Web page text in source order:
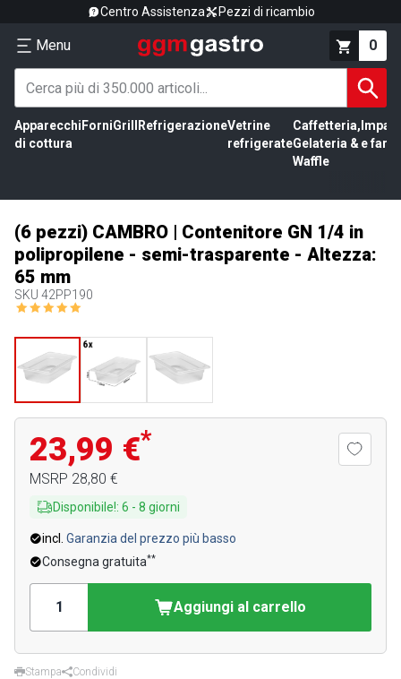
Centro Assistenza Pezzi di ricambio
Menu 0
Apparecchi
di cottura
ForniGrill RefrigerazioneVetrine
refrigerate
Caffetteria,
Gelateria &
Waffle
e
(6 pezzi) CAMBRO | Contenitore GN 1/4 in
polipropilene - semi-trasparente - Altezza:
65 mm
SKU 42PP190
23,99 €*
MSRP 28,80 €
Disponibile!: 6 - 8 giorni
incl. Garanzia del prezzo più basso
Consegna gratuita**
Aggiungi al carrello
Stampa
Condividi